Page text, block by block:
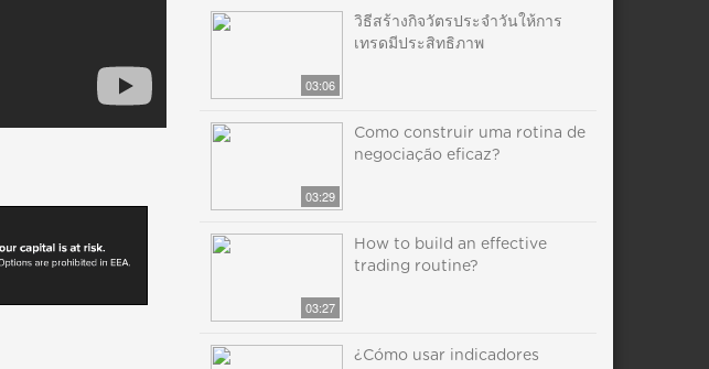
03:06
วิธีสร้างกิจวัตรประจำวันให้การ
เทรดมีประสิทธิภาพ
03:29
Como construir uma rotina de
negociação eficaz?
03:27
How to build an effective
trading routine?
¿Cómo usar indicadores